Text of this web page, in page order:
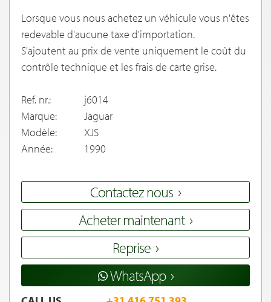
Lorsque vous nous achetez un véhicule vous n'êtes
redevable d'aucune taxe d'importation.
S'ajoutent au prix de vente uniquement le coût du
contrôle technique et les frais de carte grise.
Ref. nr.:
j6014
Marque:
Jaguar
Modèle:
XJS
Année:
1990
Contactez nous
Acheter maintenant
Reprise
WhatsApp